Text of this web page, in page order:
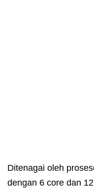
Ditenagai oleh
dengan 6 core dan